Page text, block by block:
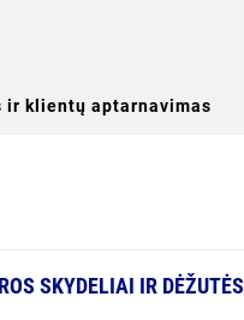
ir klientų aptarnavimas
SKYDELIAI IR DĖŽUTĖS